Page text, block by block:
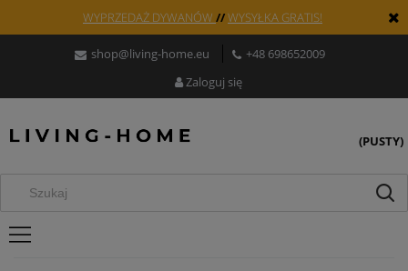
WYPRZEDAŻ DYWANÓW //WYSYŁKA GRATIS!
shop@living-home.eu
+48 698652009
Zaloguj się
(PUSTY)